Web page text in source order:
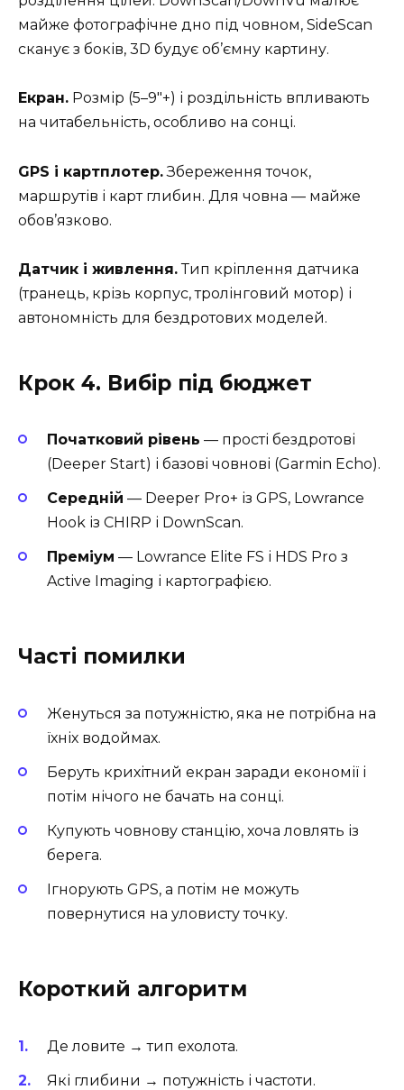
майже фотографічне дно під човном, SideScan
сканує з боків, 3D будує об’ємну картину.
Екран. Розмір (5–9″+) і роздільність впливають
на читабельність, особливо на сонці.
GPS і картплотер.Збереження точок,
маршрутів і карт глибин. Для човна — майже
обов’язково.
Датчик і живлення.Тип кріплення датчика
(транець, крізь корпус, тролінговий мотор) і
автономність для бездротових моделей.
Крок 4. Вибір під бюджет
Початковий рівень — прості бездротові
(Deeper Start) і базові човнові (Garmin Echo).
Середній — Deeper Pro+ із GPS, Lowrance
Hook із CHIRP і DownScan.
Преміум — Lowrance Elite FS і HDS Pro з
Active Imaging і картографією.
Часті помилки
Женуться за потужністю, яка не потрібна на
їхніх водоймах.
Беруть крихітний екран заради економії і
потім нічого не бачать на сонці.
Купують човнову станцію, хоча ловлять із
берега.
Ігнорують GPS, а потім не можуть
повернутися на уловисту точку.
Короткий алгоритм
Де ловите → тип ехолота.
Які глибини → потужність і частоти.